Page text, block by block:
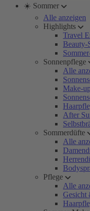
☀️ Sommer
Alle anzeigen
Highlights
Travel
Beauty-
Sonnenpflege
Alle
Make-
After
Sommerdüfte
Alle
Pflege
Alle
Gesicht